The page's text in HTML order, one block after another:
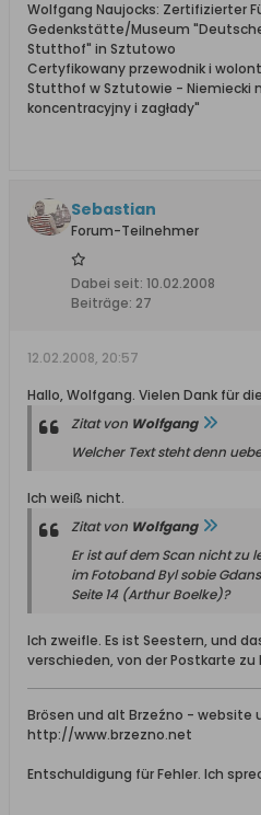
Wolfgang Naujocks: Zertifizierter
Gedenkstätte/Museum
Stutthof" in Sztutowo
Certyfikowany przewodnik i
Stutthof w Sztutowie - Niemiecki
koncentracyjny i zagłady"
Sebastian
Forum-Teilnehmer
Dabei seit: 10.02.2008
Beiträge: 27
12.02.2008, 20:57
Hallo, Wolfgang. Vielen Dank für
Zitat von Wolfgang
Welcher Text steht denn
Ich weiß nicht.
Zitat von Wolfgang
Er ist auf dem Scan nicht zu
im Fotoband Byl sobie
Seite 14 (Arthur Boelke)?
Ich zweifle. Es ist Seestern, und
verschieden, von der Postkarte zu
Brösen und alt Brzeźno - website
http://www.brzezno.net
Entschuldigung für Fehler. Ich